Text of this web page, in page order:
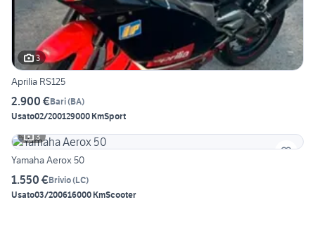
3
Aprilia RS125
2.900 €Bari(BA)
Usato02/200129000 KmSport
3
Yamaha Aerox 50
1.550 €Brivio(LC)
Usato03/200616000 KmScooter